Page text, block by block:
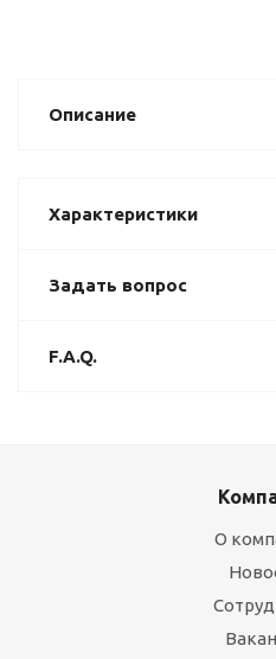
Описание
Характеристики
Задать вопрос
F.A.Q.
О